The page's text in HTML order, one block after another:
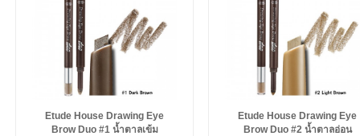
Etude House Drawing Eye
Brow Duo #1 น้ำตาลเข้ม
Etude House Drawing Eye
Brow Duo #2 น้ำตาลอ่อน